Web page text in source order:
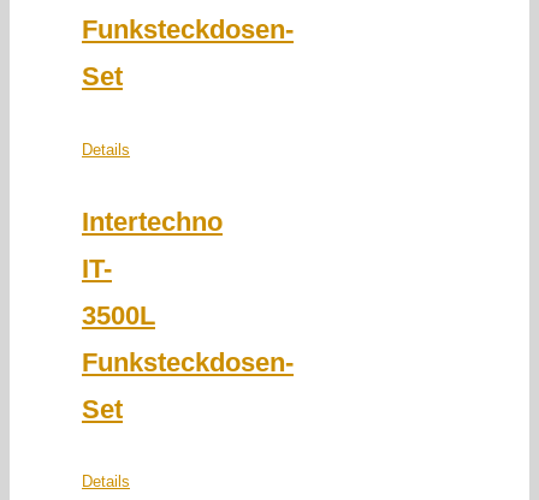
Funksteckdosen-
Set
Details
Intertechno
IT-
3500L
Funksteckdosen-
Set
Details